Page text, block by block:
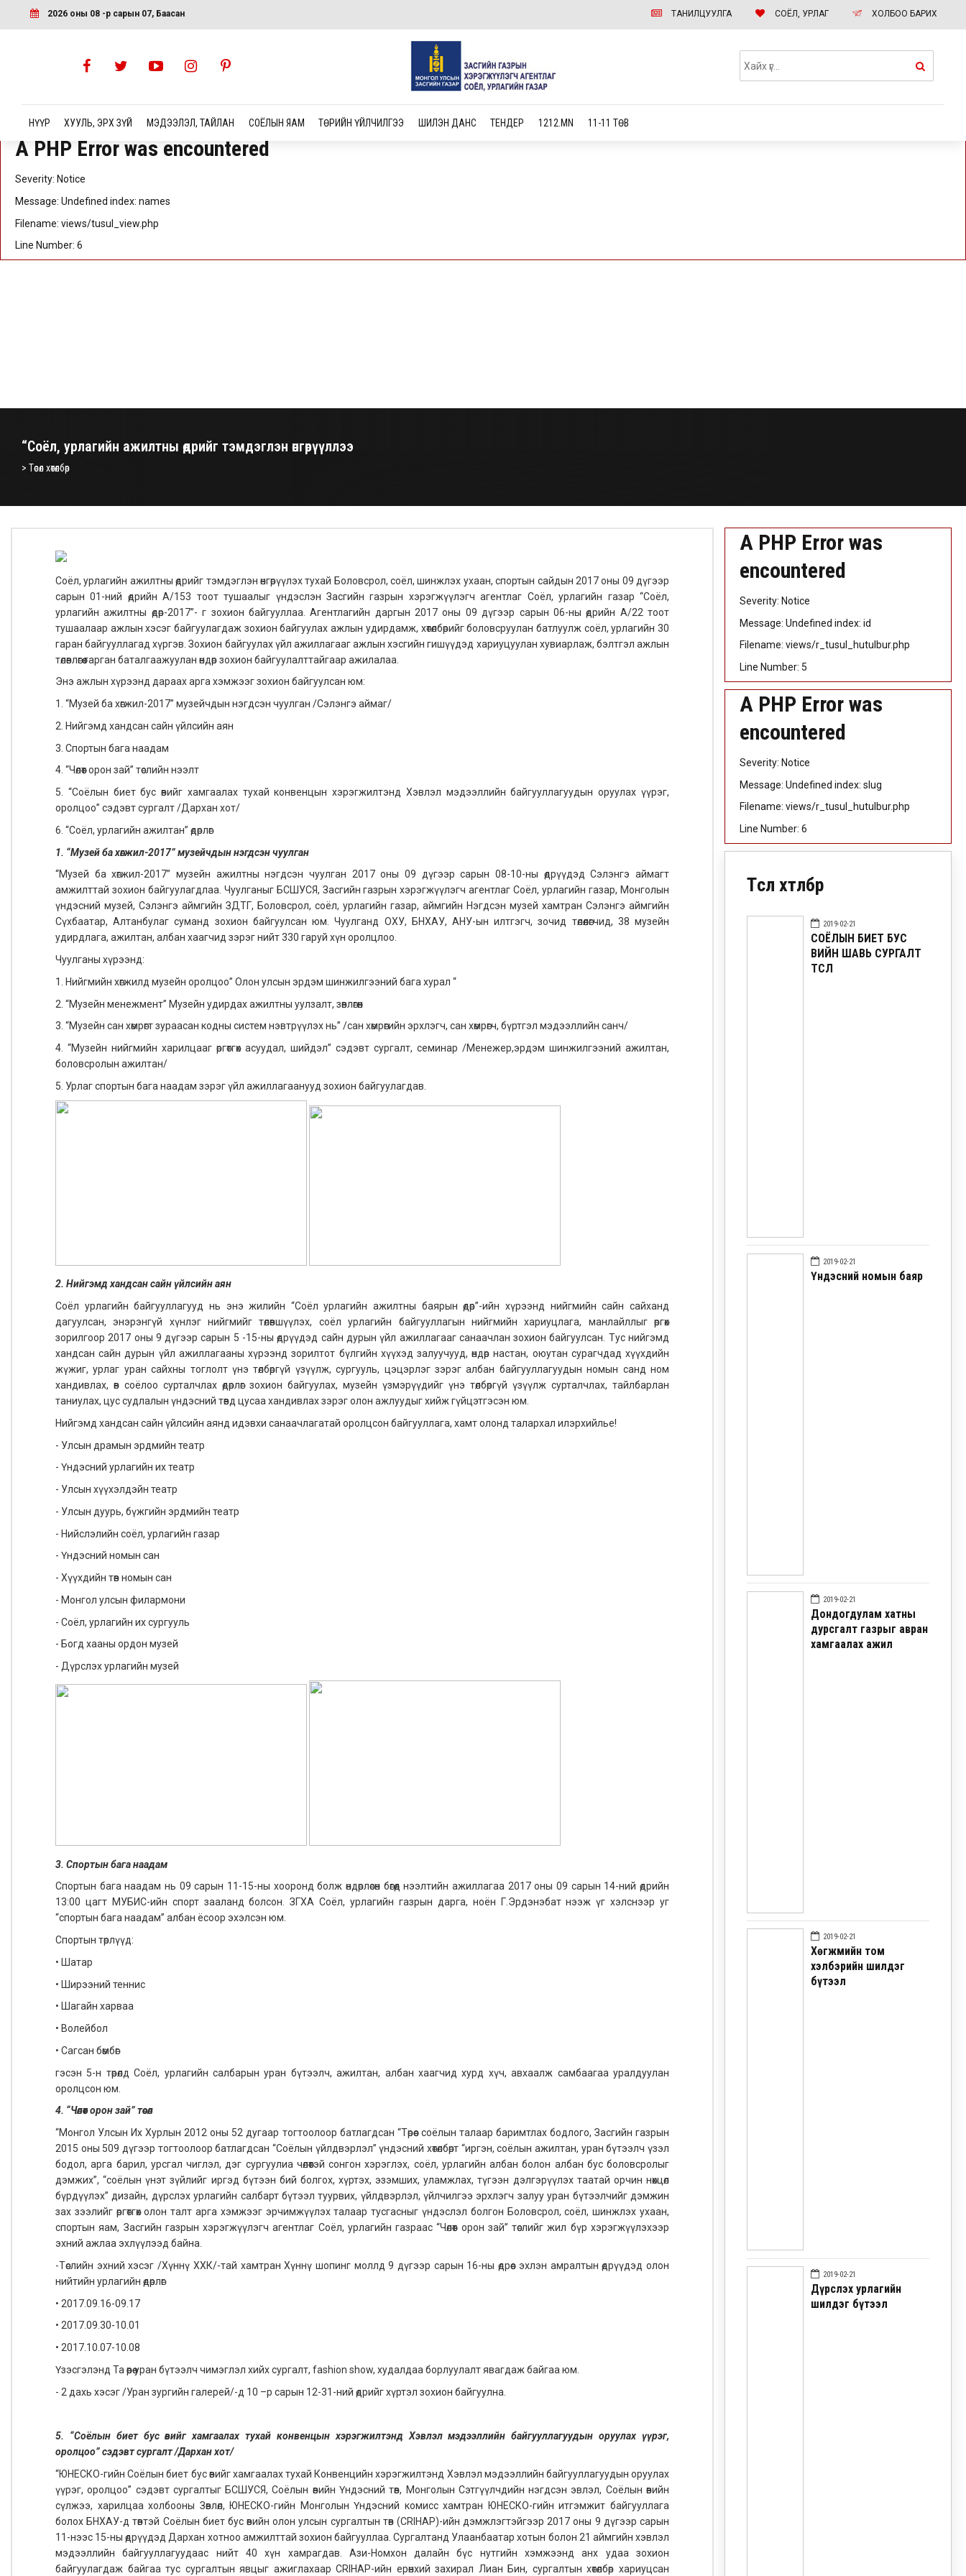
2026 оны 08 -р сарын 07, Баасан ТАНИЛЦУУЛГА СОЁЛ, УРЛАГ ХОЛБОО БАРИХ
НҮҮР ХУУЛЬ, ЭРХ ЗҮЙ МЭДЭЭЛЭЛ, ТАЙЛАН СОЁЛЫН ЯАМ ТӨРИЙН ҮЙЛЧИЛГЭЭ ШИЛЭН ДАНС ТЕНДЕР 1212.MN 11-11 ТӨВ
A PHP Error was encountered
Message: Undefined index: id
A PHP Error was encountered
Severity: Notice
Message: Undefined index: names
Filename: views/tusul_view.php
Line Number: 6
“Соёл, урлагийн ажилтны өдрийг тэмдэглэн өнгөрүүллээ
> Төсөл хөтөлбөр
Соёл, урлагийн ажилтны өдрийг тэмдэглэн өнгөрүүлэх тухай Боловсрол, соёл, шинжлэх ухаан, спортын сайдын 2017 оны 09 дүгээр
сарын 01-ний өдрийн А/153 тоот тушаалыг үндэслэн Засгийн газрын хэрэгжүүлэгч агентлаг Соёл, урлагийн газар “Соёл,
урлагийн ажилтны өдөр-2017”- г зохион байгууллаа. Агентлагийн даргын 2017 оны 09 дүгээр сарын 06-ны өдрийн А/22 тоот
тушаалаар ажлын хэсэг байгуулагдаж зохион байгуулах ажлын удирдамж, хөтөлбөрийг боловсруулан батлуулж соёл, урлагийн 30
гаран байгууллагад хүргэв. Зохион байгуулах үйл ажиллагааг ажлын хэсгийн гишүүдэд хариуцуулан хувиарлаж, бэлтгэл ажлын
төлөвлөгөө гарган баталгаажуулан өндөр зохион байгуулалттайгаар ажилалаа.
Энэ ажлын хүрээнд дараах арга хэмжээг зохион байгуулсан юм:
1. “Музей ба хөгжил-2017” музейчдын нэгдсэн чуулган /Сэлэнгэ аймаг/
2. Нийгэмд хандсан сайн үйлсийн аян
3. Спортын бага наадам
4. “Чөлөөт орон зай” төслийн нээлт
5. “Соёлын биет бус өвийг хамгаалах тухай конвенцын хэрэгжилтэнд Хэвлэл мэдээллийн байгууллагуудын оруулах үүрэг,
оролцоо” сэдэвт сургалт /Дархан хот/
6. “Соёл, урлагийн ажилтан” өдөрлөг
1. “Музей ба хөгжил-2017” музейчдын нэгдсэн чуулган
“Музей ба хөгжил-2017” музейн ажилтны нэгдсэн чуулган 2017 оны 09 дүгээр сарын 08-10-ны өдрүүдэд Сэлэнгэ аймагт
амжилттай зохион байгуулагдлаа. Чуулганыг БСШУСЯ, Засгийн газрын хэрэгжүүлэгч агентлаг Соёл, урлагийн газар, Монголын
үндэсний музей, Сэлэнгэ аймгийн ЗДТГ, Боловсрол, соёл, урлагийн газар, аймгийн Нэгдсэн музей хамтран Сэлэнгэ аймгийн
Сүхбаатар, Алтанбулаг суманд зохион байгуулсан юм. Чуулганд ОХУ, БНХАУ, АНУ-ын илтгэгч, зочид төлөөлөгчид, 38 музейн
удирдлага, ажилтан, албан хаагчид зэрэг нийт 330 гаруй хүн оролцлоо.
Чуулганы хүрээнд:
1. Нийгмийн хөгжилд музейн оролцоо” Олон улсын эрдэм шинжилгээний бага хурал “
2. “Музейн менежмент” Музейн удирдах ажилтны уулзалт, зөвлөгөөн
3. “Музейн сан хөмрөгт зураасан кодны систем нэвтрүүлэх нь” /сан хөмрөгийн эрхлэгч, сан хөмрөгч, бүртгэл мэдээллийн санч/
4. “Музейн нийгмийн харилцааг өргөтгөх асуудал, шийдэл” сэдэвт сургалт, семинар /Менежер,эрдэм шинжилгээний ажилтан,
боловсролын ажилтан/
5. Урлаг спортын бага наадам зэрэг үйл ажиллагаанууд зохион байгуулагдав.
2. Нийгэмд хандсан сайн үйлсийн аян
Соёл урлагийн байгууллагууд нь энэ жилийн “Соёл урлагийн ажилтны баярын өдөр”-ийн хүрээнд нийгмийн сайн сайханд
дагуулсан, энэрэнгүй хүнлэг нийгмийг төлөвшүүлэх, соёл урлагийн байгууллагын нийгмийн хариуцлага, манлайллыг өргөх
зорилгоор 2017 оны 9 дүгээр сарын 5 -15-ны өдрүүдэд сайн дурын үйл ажиллагааг санаачлан зохион байгуулсан. Тус нийгэмд
хандсан сайн дурын үйл ажиллагааны хүрээнд зорилтот бүлгийн хүүхэд залуучууд, өндөр настан, оюутан сурагчдад хүүхдийн
жүжиг, урлаг уран сайхны тоглолт үнэ төлбөргүй үзүүлж, сургууль, цэцэрлэг зэрэг албан байгууллагуудын номын санд ном
хандивлах, өв соёлоо сурталчлах өдөрлөг зохион байгуулах, музейн үзмэрүүдийг үнэ төлбөргүй үзүүлж сурталчлах, тайлбарлан
таниулах, цус судлалын үндэсний төвд цусаа хандивлах зэрэг олон ажлуудыг хийж гүйцэтгэсэн юм.
Нийгэмд хандсан сайн үйлсийн аянд идэвхи санаачлагатай оролцсон байгууллага, хамт олонд талархал илэрхийлье!
- Улсын драмын эрдмийн театр
- Үндэсний урлагийн их театр
- Улсын хүүхэлдэйн театр
- Улсын дуурь, бүжгийн эрдмийн театр
- Нийслэлийн соёл, урлагийн газар
- Үндэсний номын сан
- Хүүхдийн төв номын сан
- Монгол улсын филармони
- Соёл, урлагийн их сургууль
- Богд хааны ордон музей
- Дүрслэх урлагийн музей
3. Спортын бага наадам
Спортын бага наадам нь 09 сарын 11-15-ны хооронд болж өндөрлөсөн бөгөөд нээлтийн ажиллагаа 2017 оны 09 сарын 14-ний өдрийн
13:00 цагт МУБИС-ийн спорт зааланд болсон. ЗГХА Соёл, урлагийн газрын дарга, ноён Г.Эрдэнэбат нээж үг хэлснээр уг
“спортын бага наадам” албан ёсоор эхэлсэн юм.
Спортын төрлүүд:
• Шатар
• Ширээний теннис
• Шагайн харваа
• Волейбол
• Сагсан бөмбөг
гэсэн 5-н төрөлд Соёл, урлагийн салбарын уран бүтээлч, ажилтан, албан хаагчид хурд хүч, авхаалж самбаагаа уралдуулан
оролцсон юм.
4. “Чөлөөт орон зай” төсөл
“Монгол Улсын Их Хурлын 2012 оны 52 дугаар тогтоолоор батлагдсан “Төрөөс соёлын талаар баримтлах бодлого, Засгийн газрын
2015 оны 509 дүгээр тогтоолоор батлагдсан “Соёлын үйлдвэрлэл” үндэсний хөтөлбөрт “иргэн, соёлын ажилтан, уран бүтээлч үзэл
бодол, арга барил, урсгал чиглэл, дэг сургуулиа чөлөөтэй сонгон хэрэглэх, соёл, урлагийн албан болон албан бус боловсролыг
дэмжих”, “соёлын үнэт зүйлийг иргэд бүтээн бий болгох, хүртэх, эзэмших, уламжлах, түгээн дэлгэрүүлэх таатай орчин нөхцөл
бүрдүүлэх” дизайн, дүрслэх урлагийн салбарт бүтээл туурвих, үйлдвэрлэл, үйлчилгээ эрхлэгч залуу уран бүтээлчийг дэмжин
зах зээлийг өргөтгөх олон талт арга хэмжээг эрчимжүүлэх талаар тусгасныг үндэслэл болгон Боловсрол, соёл, шинжлэх ухаан,
спортын яам, Засгийн газрын хэрэгжүүлэгч агентлаг Соёл, урлагийн газраас “Чөлөөт орон зай” төслийг жил бүр хэрэгжүүлэхээр
эхний ажлаа эхлүүлээд байна.
-Төслийн эхний хэсэг /Хүннү ХХК/-тай хамтран Хүннү шопинг моллд 9 дүгээр сарын 16-ны өдрөөс эхлэн амралтын өдрүүдэд олон
нийтийн урлагийн өдөрлөг
• 2017.09.16-09.17
• 2017.09.30-10.01
• 2017.10.07-10.08
Үзэсгэлэнд Та өөрөө уран бүтээлч чимэглэл хийх сургалт, fashion show, худалдаа борлуулалт явагдаж байгаа юм.
- 2 дахь хэсэг /Уран зургийн галерей/-д 10 –р сарын 12-31-ний өдрийг хүртэл зохион байгуулна.
5. “Соёлын биет бус өвийг хамгаалах тухай конвенцын хэрэгжилтэнд Хэвлэл мэдээллийн байгууллагуудын оруулах үүрэг,
оролцоо” сэдэвт сургалт /Дархан хот/
“ЮНЕСКО-гийн Соёлын биет бус өвийг хамгаалах тухай Конвенцийн хэрэгжилтэнд Хэвлэл мэдээллийн байгууллагуудын оруулах
үүрэг, оролцоо” сэдэвт сургалтыг БСШУСЯ, Соёлын өвийн Үндэсний төв, Монголын Сэтгүүлчдийн нэгдсэн эвлэл, Соёлын өвийн
сүлжээ, харилцаа холбооны Зөвлөл, ЮНЕСКО-гийн Монголын Үндэсний комисс хамтран ЮНЕСКО-гийн итгэмжит байгууллага
болох БНХАУ-д төвтэй Соёлын биет бус өвийн олон улсын сургалтын төв (CRIHAP)-ийн дэмжлэгтэйгээр 2017 оны 9 дүгээр сарын
11-нээс 15-ны өдрүүдэд Дархан хотноо амжилттай зохион байгууллаа. Сургалтанд Улаанбаатар хотын болон 21 аймгийн хэвлэл
мэдээллийн байгууллагуудаас нийт 40 хүн хамрагдав. Ази-Номхон далайн бүс нутгийн хэмжээнд анх удаа зохион
байгуулагдаж байгаа тус сургалтын явцыг ажиглахаар CRIHAP-ийн ерөнхий захирал Лиан Бин, сургалтын хөтөлбөр хариуцсан
A PHP Error was
encountered
Severity: Notice
Message: Undefined index: id
Filename: views/r_tusul_hutulbur.php
Line Number: 5
A PHP Error was
encountered
Severity: Notice
Message: Undefined index: slug
Filename: views/r_tusul_hutulbur.php
Line Number: 6
Төсөл хөтөлбөр
2019-02-21
СОЁЛЫН БИЕТ БУС
ӨВИЙН ШАВЬ СУРГАЛТ
ТӨСӨЛ
2019-02-21
Үндэсний номын баяр
2019-02-21
Дондогдулам хатны
дурсгалт газрыг авран
хамгаалах ажил
2019-02-21
Хөгжмийн том
хэлбэрийн шилдэг
бүтээл
2019-02-21
Дүрслэх урлагийн
шилдэг бүтээл